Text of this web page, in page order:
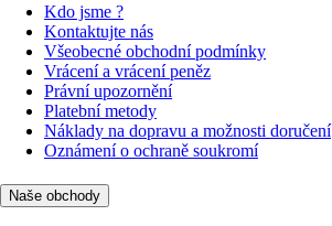
Kdo jsme ?
Kontaktujte nás
Všeobecné obchodní podmínky
Vrácení a vrácení peněz
Právní upozornění
Platební metody
Náklady na dopravu a možnosti doručení
Oznámení o ochraně soukromí
Naše obchody